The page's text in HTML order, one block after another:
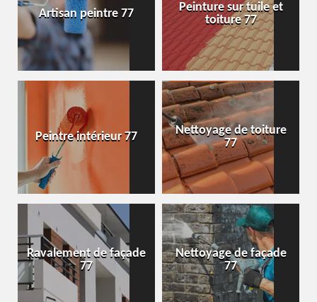
Artisan peintre 77
Peinture sur tuile et
toiture 77
Peintre intérieur 77
Nettoyage de toiture
77
Ravalement de façade
77
Nettoyage de façade
77